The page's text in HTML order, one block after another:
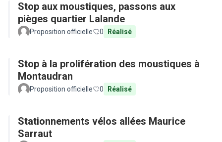
Stop aux moustiques, passons aux
pièges quartier Lalande
Proposition officielle 0 Réalisé
Stop à la prolifération des moustiques à
Montaudran
Proposition officielle 0 Réalisé
Stationnements vélos allées Maurice
Sarraut